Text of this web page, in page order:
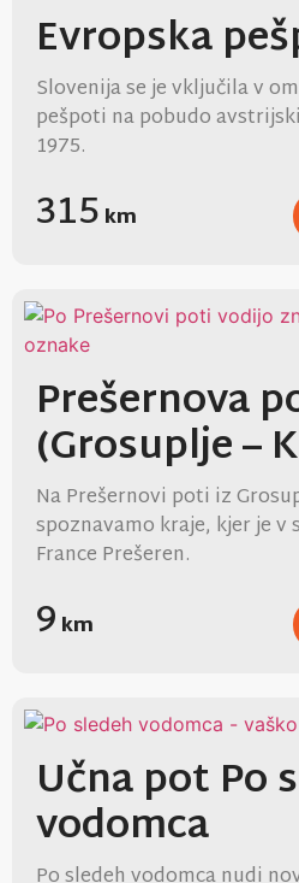
Evropska
Slovenija se je vključila v
pešpoti na pobudo
1975.
315 km
Prešernova
(Grosuplje –
Na Prešernovi poti iz
spoznavamo kraje, kjer je
France Prešeren.
9 km
Učna pot Po
vodomca